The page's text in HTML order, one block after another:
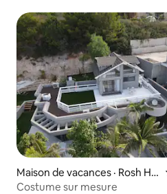
Maison de vacances · Rosh Ha
Nikra
Costume sur mesure